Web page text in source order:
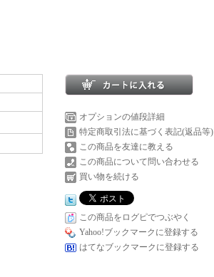
オプションの値段詳細
特定商取引法に基づく表記(返品等)
この商品を友達に教える
この商品について問い合わせる
買い物を続ける
この商品をログピでつぶやく
Yahoo!ブックマークに登録する
はてなブックマークに登録する